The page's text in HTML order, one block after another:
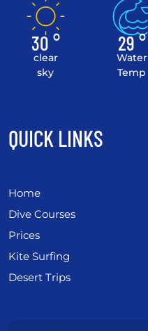
30 °
clear
sky
29 °
Water
Temp
QUICK LINKS
Home
Dive Courses
Prices
Kite Surfing
Desert Trips